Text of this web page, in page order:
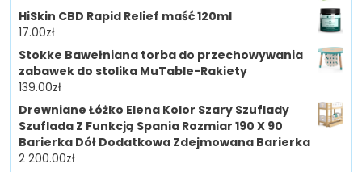
HiSkin CBD Rapid Relief maść 120ml
17.00zł
Stokke Bawełniana torba do przechowywania
zabawek do stolika MuTable-Rakiety
139.00zł
Drewniane Łóżko Elena Kolor Szary Szuflady
Szuflada Z Funkcją Spania Rozmiar 190 X 90
Barierka Dół Dodatkowa Zdejmowana Barierka
2 200.00zł